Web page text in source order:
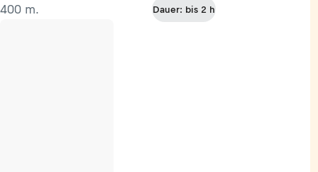
400 m.
Dauer: bis 2 h